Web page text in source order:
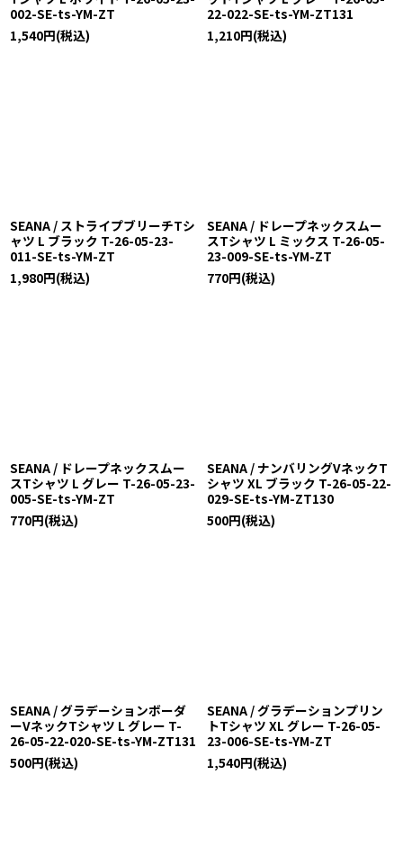
002-SE-ts-YM-ZT
1,540円(税込)
22-022-SE-ts-YM-ZT131
1,210円(税込)
SEANA / ストライプブリーチTシ
ャツ L ブラック T-26-05-23-
011-SE-ts-YM-ZT
1,980円(税込)
SEANA / ドレープネックスムー
スTシャツ L ミックス T-26-05-
23-009-SE-ts-YM-ZT
770円(税込)
SEANA / ドレープネックスムー
スTシャツ L グレー T-26-05-23-
005-SE-ts-YM-ZT
770円(税込)
SEANA / ナンバリングVネックT
シャツ XL ブラック T-26-05-22-
029-SE-ts-YM-ZT130
500円(税込)
SEANA / グラデーションボーダ
ーVネックTシャツ L グレー T-
26-05-22-020-SE-ts-YM-ZT131
500円(税込)
SEANA / グラデーションプリン
トTシャツ XL グレー T-26-05-
23-006-SE-ts-YM-ZT
1,540円(税込)